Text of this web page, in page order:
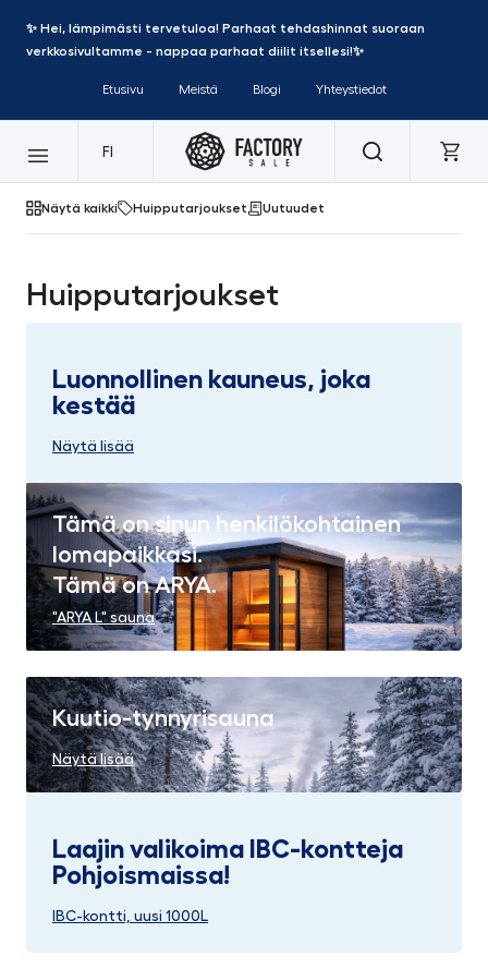
✨ Hei, lämpimästi tervetuloa! Parhaat tehdashinnat suoraan
verkkosivultamme - nappaa parhaat diilit itsellesi!✨
Etusivu Meistä Blogi Yhteystiedot
FI
Näytä kaikki Huipputarjoukset Uutuudet
Huipputarjoukset
Luonnollinen kauneus, joka
kestää
Näytä lisää
Tämä on sinun henkilökohtainen
lomapaikkasi.
Tämä on ARYA.
"ARYA L" sauna
Kuutio-tynnyrisauna
Näytä lisää
Laajin valikoima IBC-kontteja
Pohjoismaissa!
IBC-kontti, uusi 1000L